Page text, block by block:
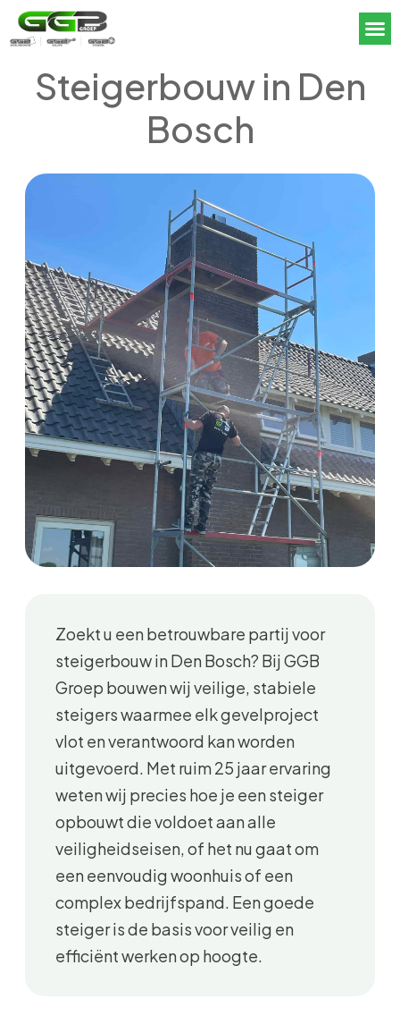
Steigerbouw in Den
Bosch
Zoekt u een betrouwbare partij voor
steigerbouw in Den Bosch? Bij GGB
Groep bouwen wij veilige, stabiele
steigers waarmee elk gevelproject
vlot en verantwoord kan worden
uitgevoerd. Met ruim 25 jaar ervaring
weten wij precies hoe je een steiger
opbouwt die voldoet aan alle
veiligheidseisen, of het nu gaat om
een eenvoudig woonhuis of een
complex bedrijfspand. Een goede
steiger is de basis voor veilig en
efficiënt werken op hoogte.